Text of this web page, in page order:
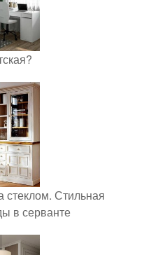
стеклом. Стильная
в серванте